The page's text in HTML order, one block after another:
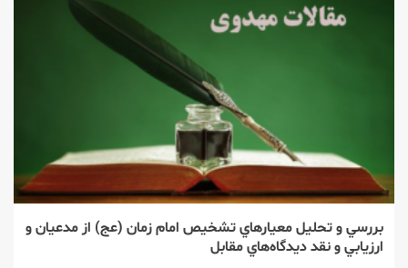
بررسي و تحليل معيارهاي تشخيص امام زمان (عج) از مدعيان و
ارزيابي و نقد ديدگاه‌هاي مقابل